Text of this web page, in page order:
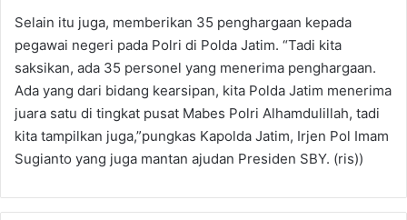
Selain itu juga, memberikan 35 penghargaan kepada
pegawai negeri pada Polri di Polda Jatim. “Tadi kita
saksikan, ada 35 personel yang menerima penghargaan.
Ada yang dari bidang kearsipan, kita Polda Jatim menerima
juara satu di tingkat pusat Mabes Polri Alhamdulillah, tadi
kita tampilkan juga,”pungkas Kapolda Jatim, Irjen Pol Imam
Sugianto yang juga mantan ajudan Presiden SBY. (ris))